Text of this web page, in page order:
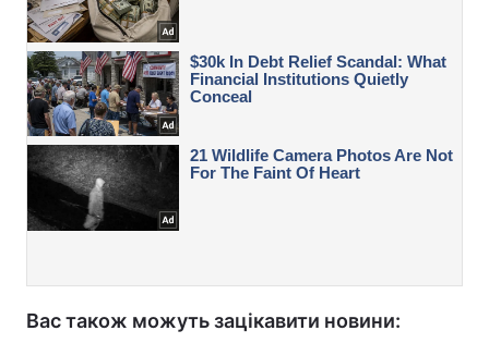
Вас також можуть зацікавити новини: